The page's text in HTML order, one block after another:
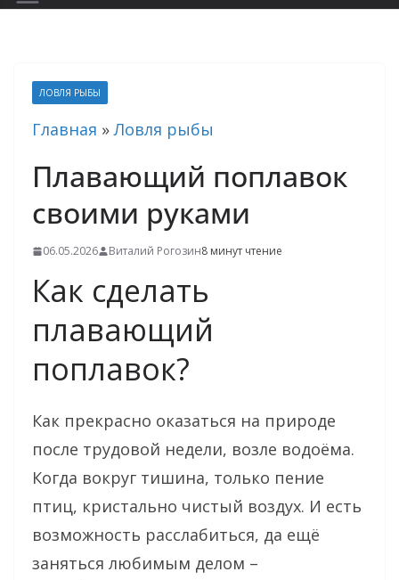
ЛОВЛЯ РЫБЫ
Главная »Ловля рыбы
Плавающий поплавок
своими руками
06.05.2026 Виталий Рогозин8 минут чтение
Как сделать
плавающий
поплавок?
Как прекрасно оказаться на природе
после трудовой недели, возле водоёма.
Когда вокруг тишина, только пение
птиц, кристально чистый воздух. И есть
возможность расслабиться, да ещё
заняться любимым делом –